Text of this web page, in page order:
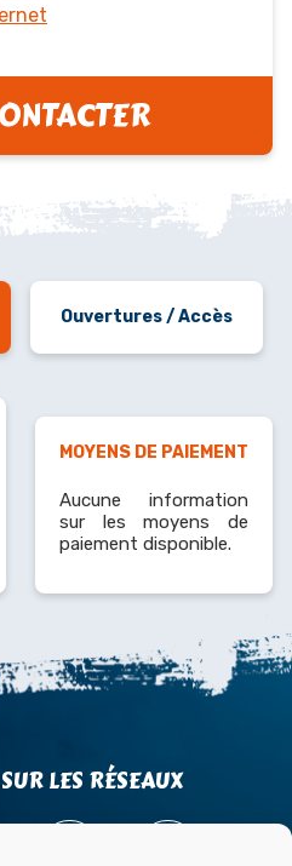
Ouvertures / Accès
MOYENS DE PAIEMENT
Aucune information
sur les moyens de
paiement disponible.
LES RÉSEAUX